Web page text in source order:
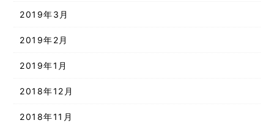
2019年3月
2019年2月
2019年1月
2018年12月
2018年11月